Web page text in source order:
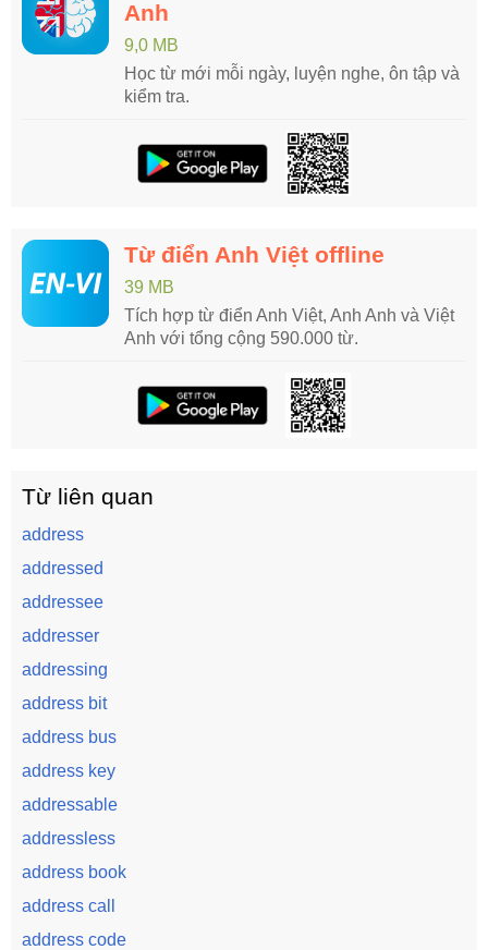
Anh
9,0 MB
Học từ mới mỗi ngày, luyện nghe, ôn tập và
kiểm tra.
Từ điển Anh Việt offline
39 MB
Tích hợp từ điển Anh Việt, Anh Anh và Việt
Anh với tổng cộng 590.000 từ.
Từ liên quan
address
addressed
addressee
addresser
addressing
address bit
address bus
address key
addressable
addressless
address book
address call
address code